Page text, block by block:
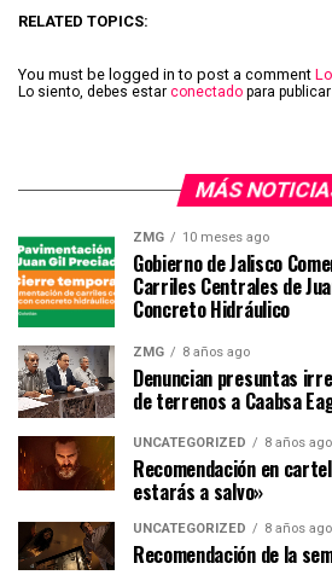
RELATED TOPICS:
You must be logged in to post a comment
Lo siento, debes estar conectado para
MÁS
ZMG 10 meses ago
Gobierno de Jalisco
Carriles Centrales de
Concreto Hidráulico
ZMG 8 años ago
Denuncian presuntas
de terrenos a Caabsa
UNCATEGORIZED 8 años ago
Recomendación en
estarás a salvo»
UNCATEGORIZED 8 años ago
Recomendación de la